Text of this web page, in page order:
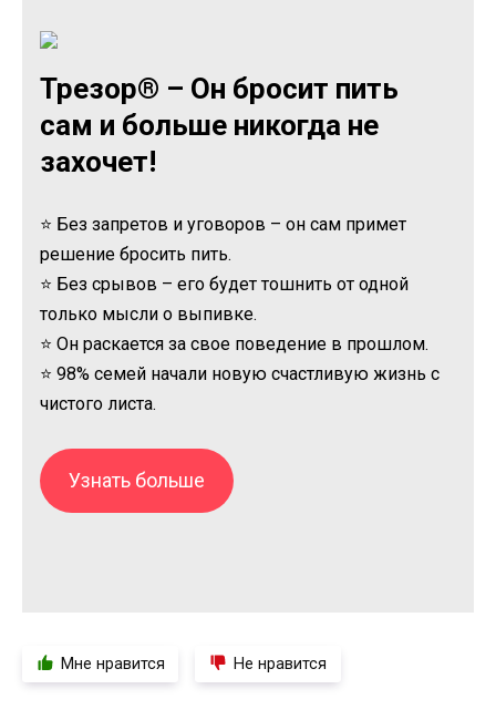
Трезор® – Он бросит пить
сам и больше никогда не
захочет!
⭐ Без запретов и уговоров – он сам примет
решение бросить пить.
⭐ Без срывов – его будет тошнить от одной
только мысли о выпивке.
⭐ Он раскается за свое поведение в прошлом.
⭐ 98% семей начали новую счастливую жизнь с
чистого листа.
Узнать больше
Мне нравится Не нравится